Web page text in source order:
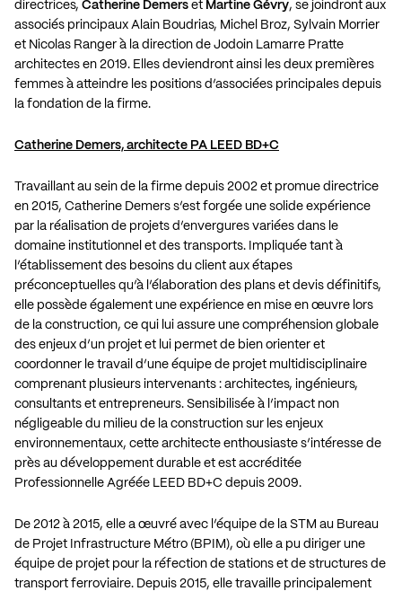
directrices, Catherine Demers et Martine Gévry, se joindront aux
associés principaux Alain Boudrias, Michel Broz, Sylvain Morrier
et Nicolas Ranger à la direction de Jodoin Lamarre Pratte
architectes en 2019. Elles deviendront ainsi les deux premières
femmes à atteindre les positions d’associées principales depuis
la fondation de la firme.
Catherine Demers, architecte PA LEED BD+C
Travaillant au sein de la firme depuis 2002 et promue directrice
en 2015, Catherine Demers s’est forgée une solide expérience
par la réalisation de projets d’envergures variées dans le
domaine institutionnel et des transports. Impliquée tant à
l’établissement des besoins du client aux étapes
préconceptuelles qu’à l’élaboration des plans et devis définitifs,
elle possède également une expérience en mise en œuvre lors
de la construction, ce qui lui assure une compréhension globale
des enjeux d’un projet et lui permet de bien orienter et
coordonner le travail d’une équipe de projet multidisciplinaire
comprenant plusieurs intervenants : architectes, ingénieurs,
consultants et entrepreneurs. Sensibilisée à l’impact non
négligeable du milieu de la construction sur les enjeux
environnementaux, cette architecte enthousiaste s’intéresse de
près au développement durable et est accréditée
Professionnelle Agréée LEED BD+C depuis 2009.
De 2012 à 2015, elle a œuvré avec l’équipe de la STM au Bureau
de Projet Infrastructure Métro (BPIM), où elle a pu diriger une
équipe de projet pour la réfection de stations et de structures de
transport ferroviaire. Depuis 2015, elle travaille principalement